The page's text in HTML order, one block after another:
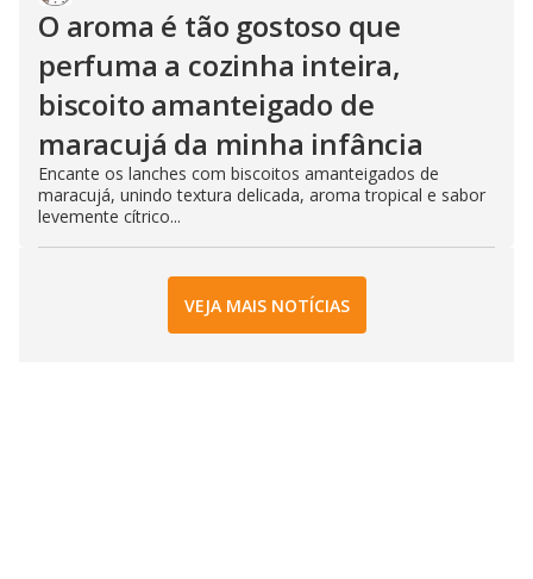
O aroma é tão gostoso que
perfuma a cozinha inteira,
biscoito amanteigado de
maracujá da minha infância
Encante os lanches com biscoitos amanteigados de
maracujá, unindo textura delicada, aroma tropical e sabor
levemente cítrico...
VEJA MAIS NOTÍCIAS